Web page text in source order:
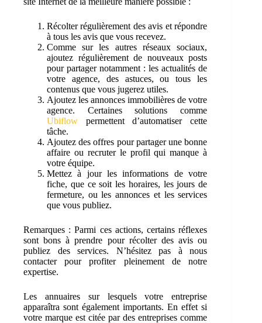
Récolter régulièrement des avis et répondre
à tous les avis que vous recevez.
Comme sur les autres réseaux sociaux,
ajoutez régulièrement de nouveaux posts
pour partager notamment : les actualités de
votre agence, des astuces, ou tous les
contenus que vous jugerez utiles.
Ajoutez les annonces immobilières de votre
agence. Certaines solutions comme
Ubiflow permettent d’automatiser cette
tâche.
Ajoutez des offres pour partager une bonne
affaire ou recruter le profil qui manque à
votre équipe.
Mettez à jour les informations de votre
fiche, que ce soit les horaires, les jours de
fermeture, ou les annonces et les services
que vous publiez.
Remarques : Parmi ces actions, certains réflexes
sont bons à prendre pour récolter des avis ou
publiez des services. N’hésitez pas à nous
contacter pour profiter pleinement de notre
expertise.
Les annuaires sur lesquels votre entreprise
apparaîtra sont également importants. En effet si
votre marque est citée par des entreprises comme